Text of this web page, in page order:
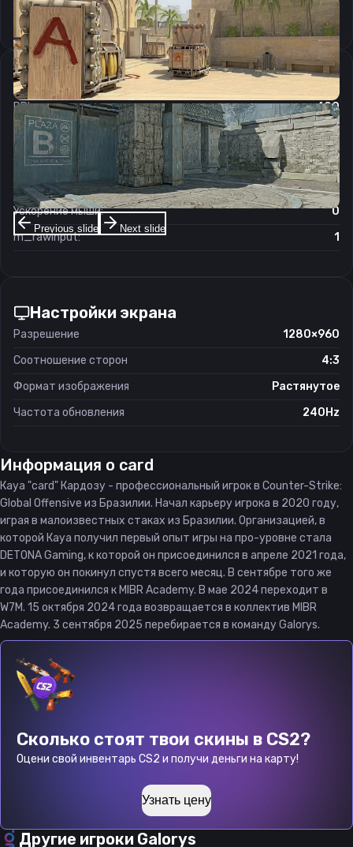
Previous slide Next slide
Скопировать
Настройки мыши
DPI:
400
Чувствительность мыши в игре:
3.09
Чувствительность мыши в зуме:
1
Чувствительность мыши в Windows:
6/11
Ускорение мыши:
0
m_rawinput:
1
Настройки экрана
Разрешение
1280×960
Соотношение сторон
4:3
Формат изображения
Растянутое
Частота обновления
240Hz
Информация о card
Кауа "card" Кардозу - профессиональный игрок в Counter-Strike:
Global Offensive из Бразилии. Начал карьеру игрока в 2020 году,
играя в малоизвестных стаках из Бразилии. Организацией, в
которой Кауа получил первый опыт игры на про-уровне стала
DETONA Gaming, к которой он присоединился в апреле 2021 года,
и которую он покинул спустя всего месяц. В сентябре того же
года присоединился к MIBR Academy. В мае 2024 переходит в
W7M. 15 октября 2024 года возвращается в коллектив MIBR
Academy. 3 сентября 2025 перебирается в команду Galorys.
Сколько стоят твои скины в CS2?
Оцени свой инвентарь CS2 и получи деньги на карту!
Узнать цену
Другие игроки Galorys